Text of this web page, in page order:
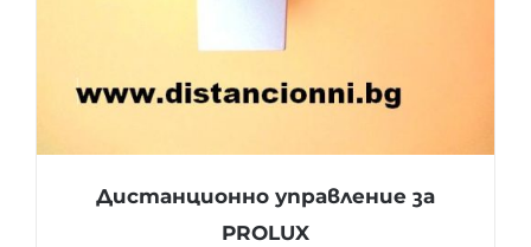
Дистанционно управление за
PROLUX